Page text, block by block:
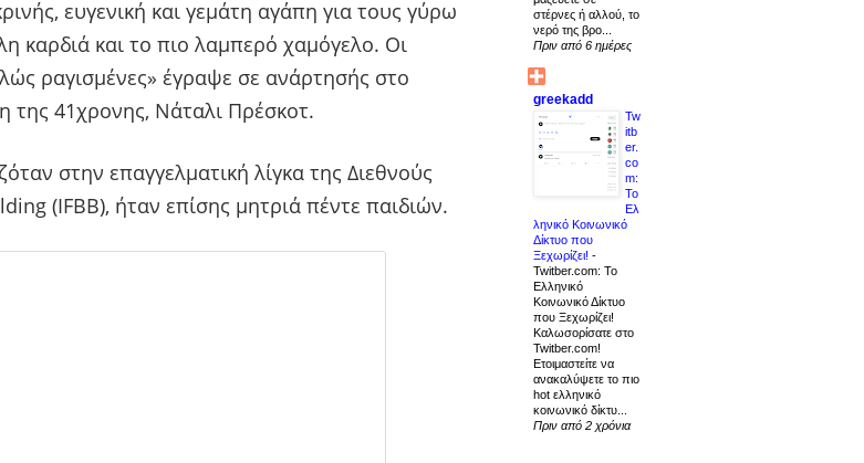
ευγενική και γεμάτη αγάπη για τους γύρω
καρδιά και το πιο λαμπερό χαμόγελο. Οι
ραγισμένες» έγραψε σε ανάρτησής στο
της 41χρονης, Νάταλι Πρέσκοτ.
στην επαγγελματική λίγκα της Διεθνούς
(IFBB), ήταν επίσης μητριά πέντε παιδιών.
στέρνες ή αλλού, το
νερό της βρο...
Πριν από 6 ημέρες
greekadd
Tw
itb
er.
co
m:
Το
Ελ
ληνικό Κοινωνικό
Δίκτυο που
Ξεχωρίζει! -
Twitber.com: Το
Ελληνικό
Κοινωνικό Δίκτυο
που Ξεχωρίζει!
Καλωσορίσατε στο
Twitber.com!
Ετοιμαστείτε να
ανακαλύψετε το πιο
hot ελληνικό
κοινωνικό δίκτυ...
Πριν από 2 χρόνια